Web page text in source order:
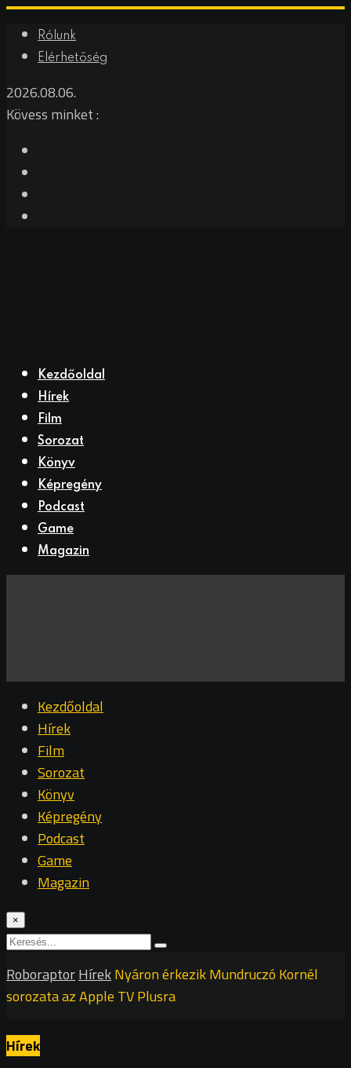
Rólunk
Elérhetőség
2026.08.06.
Kövess minket :
Kezdőoldal
Hírek
Film
Sorozat
Könyv
Képregény
Podcast
Game
Magazin
Kezdőoldal
Hírek
Film
Sorozat
Könyv
Képregény
Podcast
Game
Magazin
×
RoboraptorHírekNyáron érkezik Mundruczó Kornél
sorozata az Apple TV Plusra
Hírek